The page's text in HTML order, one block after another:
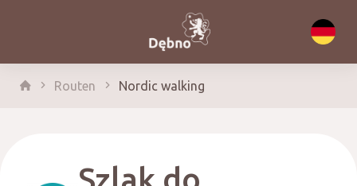
Routen Nordic walking